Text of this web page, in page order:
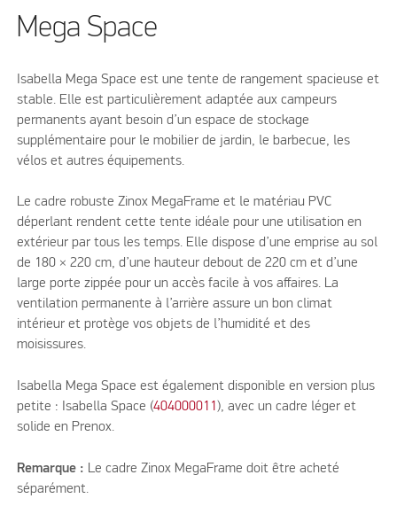
Mega Space
Isabella Mega Space est une tente de rangement spacieuse et
stable. Elle est particulièrement adaptée aux campeurs
permanents ayant besoin d’un espace de stockage
supplémentaire pour le mobilier de jardin, le barbecue, les
vélos et autres équipements.
Le cadre robuste Zinox MegaFrame et le matériau PVC
déperlant rendent cette tente idéale pour une utilisation en
extérieur par tous les temps. Elle dispose d’une emprise au sol
de 180 × 220 cm, d’une hauteur debout de 220 cm et d’une
large porte zippée pour un accès facile à vos affaires. La
ventilation permanente à l’arrière assure un bon climat
intérieur et protège vos objets de l’humidité et des
moisissures.
Isabella Mega Space est également disponible en version plus
petite : Isabella Space (404000011 ), avec un cadre léger et
solide en Prenox.
Remarque : Le cadre Zinox MegaFrame doit être acheté
séparément.